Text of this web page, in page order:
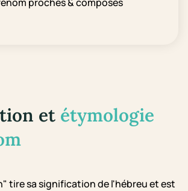
et étymologie
tire sa signification de l'hébreu et est